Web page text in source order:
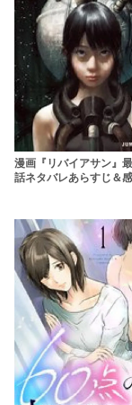
漫画『リバイアサン』
話ネタバレあらすじ＆